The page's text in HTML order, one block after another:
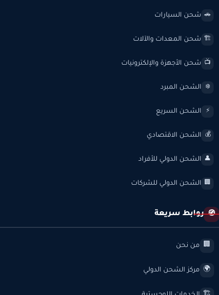
🚗 شحن السيارات
🏗️ شحن المعدات والآلات
📺 شحن الأجهزة والإلكترونيات
❄️ الشحن المبرد
⚡ الشحن السريع
💰 الشحن الاقتصادي
👤 الشحن الدولي للأفراد
🏢 الشحن الدولي للشركات
🧭 روابط سريعة
🏢 من نحن
🌍 مركز الشحن الدولي